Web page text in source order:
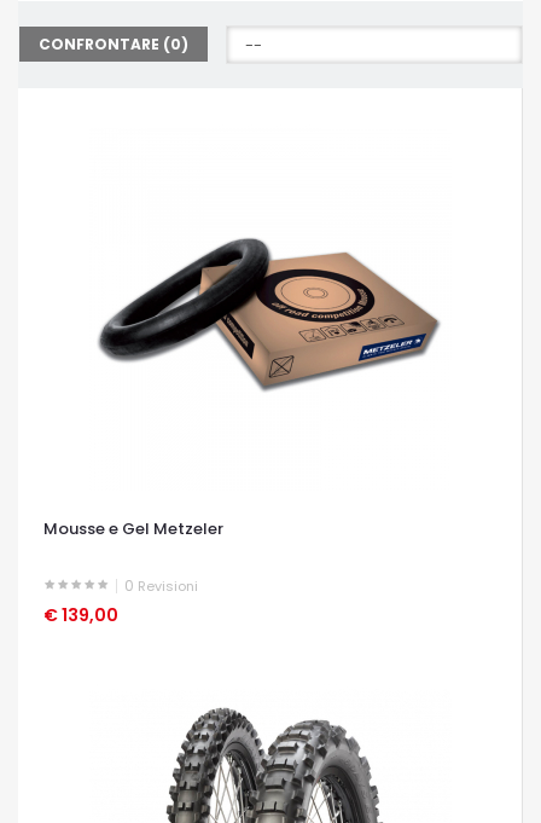
CONFRONTARE (0)
Mousse e Gel Metzeler
0 Revisioni
€ 139,00
OCCHIATA VELOCE